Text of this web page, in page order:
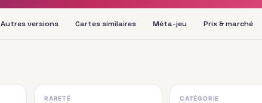
Autres versions Cartes similaires Méta-jeu Prix & marché
RARETÉ CATÉGORIE